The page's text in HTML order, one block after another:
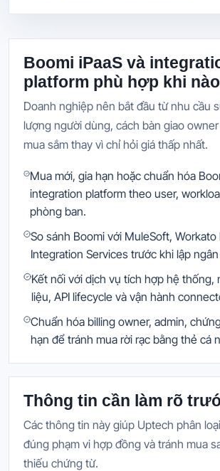
Boomi iPaaS và
platform phù hợp khi
Doanh nghiệp nên bắt đầu từ nhu cầu
lượng người dùng, cách bàn giao
mua sắm thay vì chỉ hỏi giá thấp nhất.
Mua mới, gia hạn hoặc chuẩn hóa
integration platform theo user,
phòng ban.
So sánh Boomi với MuleSoft,
Integration Services trước khi lập
Kết nối với dịch vụ tích hợp hệ thống,
liệu, API lifecycle và vận hành
Chuẩn hóa billing owner, admin,
hạn để tránh mua rời rạc bằng thẻ cá
Thông tin cần làm rõ
Các thông tin này giúp Uptech phân
đúng phạm vi hợp đồng và tránh mua
thiếu chứng từ.